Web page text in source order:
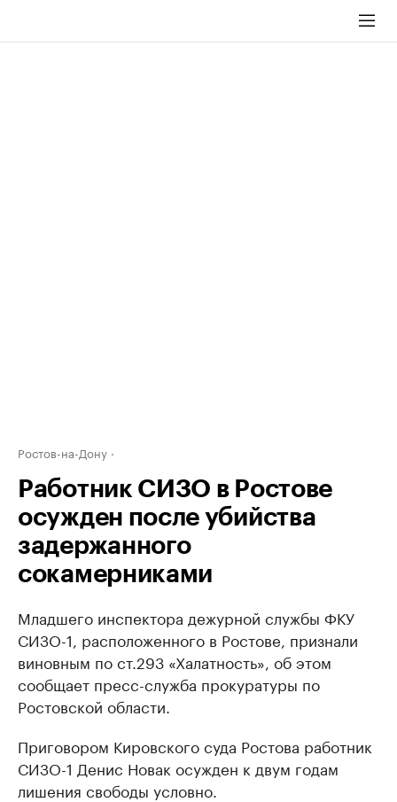
Ростов-на-Дону
Работник СИЗО в Ростове
осужден после убийства
задержанного
сокамерниками
Младшего инспектора дежурной службы ФКУ
СИЗО-1, расположенного в Ростове, признали
виновным по ст.293 «Халатность», об этом
сообщает пресс-служба прокуратуры по
Ростовской области.
Приговором Кировского суда Ростова работник
СИЗО-1 Денис Новак осужден к двум годам
лишения свободы условно.